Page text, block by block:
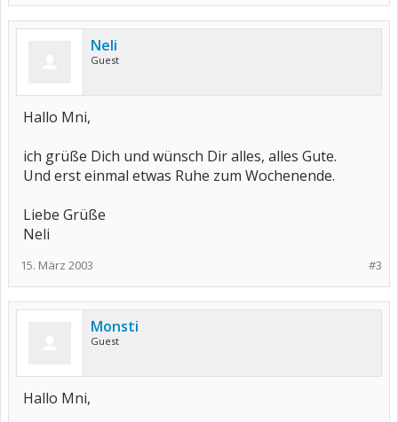
Neli
Guest
Hallo Mni,
ich grüße Dich und wünsch Dir alles, alles Gute.
Und erst einmal etwas Ruhe zum Wochenende.
Liebe Grüße
Neli
#3
15. März 2003
Monsti
Guest
Hallo Mni,